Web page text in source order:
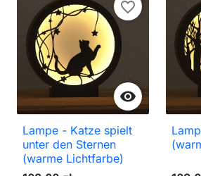

favorite_border
Lampe - Katze spielt
unter den Sternen
(warme Lichtfarbe)